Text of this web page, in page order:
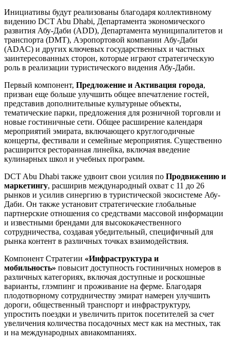
Инициативы будут реализованы благодаря коллективному
видению DCT Abu Dhabi, Департамента экономического
развития Абу-Даби (ADD), Департамента муниципалитетов и
транспорта (DMT), Аэропортовой компании Абу-Даби
(ADAC) и других ключевых государственных и частных
заинтересованных сторон, которые играют стратегическую
роль в реализации туристического видения Абу-Даби.
Первый компонент, Предложение и Активация города,
призван еще больше улучшить общее впечатление гостей,
представив дополнительные культурные объекты,
тематические парки, предложения для розничной торговли и
новые гостиничные сети. Общее расширение календаря
мероприятий эмирата, включающего круглогодичные
концерты, фестивали и семейные мероприятия. Существенно
расширится ресторанная линейка, включая введение
кулинарных школ и учебных программ.
DCT Abu Dhabi также удвоит свои усилия по Продвижению и
маркетингу, расширив международный охват с 11 до 26
рынков и усилив синергию в туристической экосистеме Абу-
Даби. Он также установит стратегические глобальные
партнерские отношения со средствами массовой информации
и известными брендами для высококачественного
сотрудничества, создавая убедительный, специфичный для
рынка контент в различных точках взаимодействия.
Компонент Стратегии «Инфраструктура и
мобильность» повысит доступность гостиничных номеров в
различных категориях, включая доступные и роскошные
варианты, глэмпинг и проживание на ферме. Благодаря
плодотворному сотрудничеству эмират намерен улучшить
дороги, общественный транспорт и инфраструктуру,
упростить поездки и увеличить приток посетителей за счет
увеличения количества посадочных мест как на местных, так
и на международных авиакомпаниях.